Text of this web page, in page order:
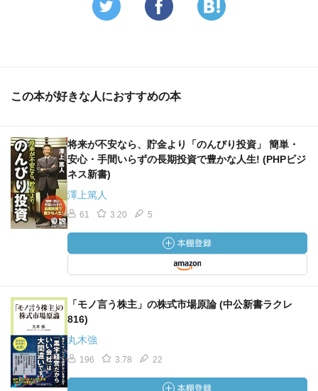
この本が好きな人におすすめの本
将来が不安なら、貯金より「のんびり投資」 簡単・
安心・手間いらずの長期投資で豊かな人生! (PHPビジ
ネス新書)
澤上篤人
61 3.20 5
「モノ言う株主」の株式市場原論 (中公新書ラクレ
816)
丸木強
196 3.78 22